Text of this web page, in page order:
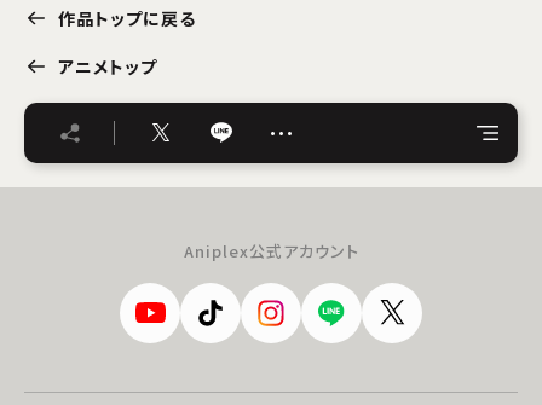
作品トップに戻る
アニメトップ
…
Aniplex公式アカウント